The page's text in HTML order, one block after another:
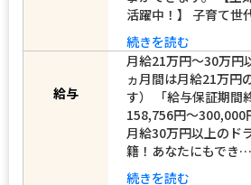
事ができます。 【主
活躍中！】 子育て世
続きを読む
月給21万円～30万円
ヵ月間は月給21万円
す） 「給与保証期間
158,756円～300,000
月給30万円以上のド
籍！あなたにもでき…